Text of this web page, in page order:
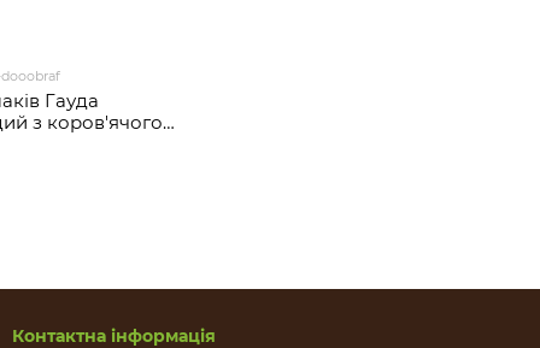
dooobraf
Гауда
з коров'ячого
Контактна інформація